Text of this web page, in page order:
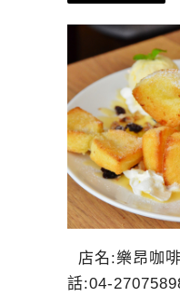
店名:樂昂咖
話:04-